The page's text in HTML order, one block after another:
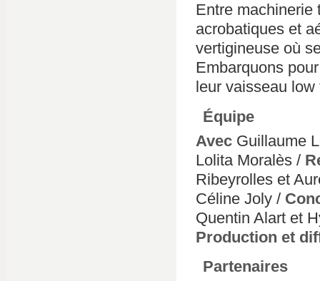
Entre machinerie
acrobatiques et
vertigineuse où
Embarquons
leur vaisseau
Équipe
Avec Guillaume
Lolita Moralès /
Ribeyrolles et
Céline Joly /
Quentin Alart et
Production et
Partenaires